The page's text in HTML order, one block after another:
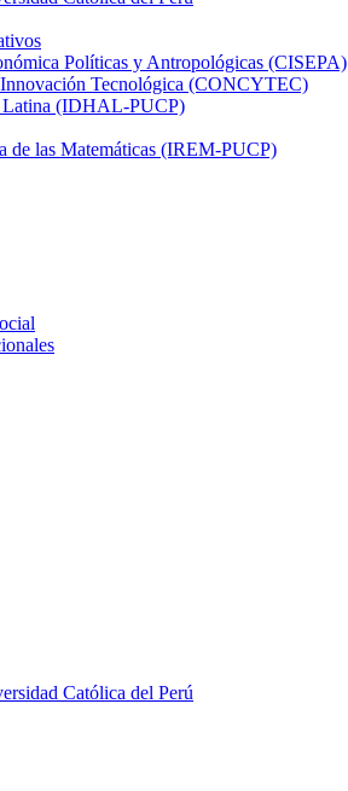
Políticas y Antropológicas (CISEPA)
Tecnológica (CONCYTEC)
Latina (IDHAL-PUCP)
de las Matemáticas (IREM-PUCP)
Católica del Perú